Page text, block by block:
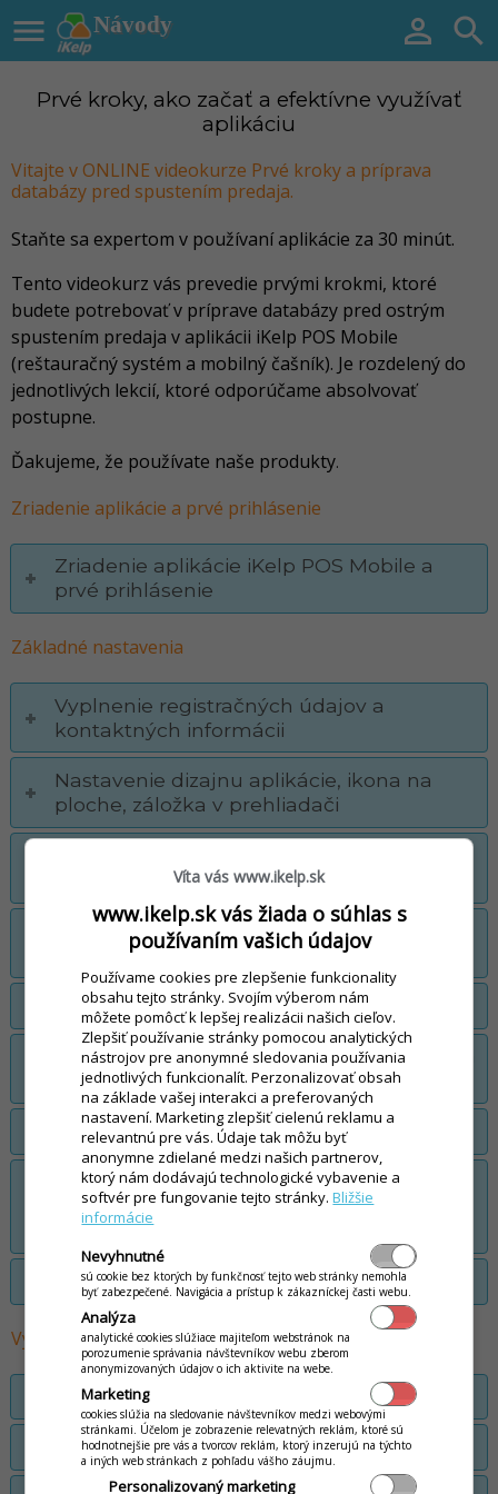
Návody
  
Prvé kroky, ako začať a efektívne využívať
aplikáciu
Vitajte v ONLINE videokurze Prvé kroky a príprava
databázy pred spustením predaja.
Staňte sa expertom v používaní aplikácie za 30 minút.
Tento videokurz vás prevedie prvými krokmi, ktoré
budete potrebovať v príprave databázy pred ostrým
spustením predaja v aplikácii iKelp POS Mobile
(reštauračný systém a mobilný čašník). Je rozdelený do
jednotlivých lekcií, ktoré odporúčame absolvovať
postupne.
Ďakujeme, že používate naše produkty.
Zriadenie aplikácie a prvé prihlásenie
Zriadenie aplikácie iKelp POS Mobile a
prvé prihlásenie
Základné nastavenia
Vyplnenie registračných údajov a
kontaktných informácii
Nastavenie dizajnu aplikácie, ikona na
ploche, záložka v prehliadači
manažérov, majiteľov)
Autorizácia zariadenia (počítača, tabletu,
smartphone)
Vytvorenie, úprava stolov a miestností
Vytvorenie kategórií a podkategórií jedál a
nápojov
Ďalšie nastavenia skladových kategórií
Nastavenie dizajnu predaja - úprava
skladových kategórií a predávaných
položiek
Nastavenie denného obedového menu
Vytváranie skladových kariet (tovarových položiek)
Karta typu Tovar
Karta typu Rozlievaný tovar
Víta vás www.ikelp.sk
www.ikelp.sk vás žiada o súhlas s
používaním vašich údajov
Používame cookies pre zlepšenie funkcionality
obsahu tejto stránky. Svojím výberom nám
môžete pomôcť k lepšej realizácii našich cieľov.
Zlepšiť používanie stránky pomocou analytických
nástrojov pre anonymné sledovania používania
jednotlivých funkcionalít. Perzonalizovať obsah
na základe vašej interakci a preferovaných
nastavení. Marketing zlepšiť cielenú reklamu a
relevantnú pre vás. Údaje tak môžu byť
anonymne zdielané medzi našich partnerov,
ktorý nám dodávajú technologické vybavenie a
softvér pre fungovanie tejto stránky.Bližšie
informácie
Nevyhnutné
sú cookie bez ktorých by funkčnosť tejto web stránky nemohla
byť zabezpečené. Navigácia a prístup k zákazníckej časti webu.
Analýza
analytické cookies slúžiace majiteľom webstránok na
porozumenie správania návštevníkov webu zberom
anonymizovaných údajov o ich aktivite na webe.
Marketing
cookies slúžia na sledovanie návštevníkov medzi webovými
stránkami. Účelom je zobrazenie relevatných reklám, ktoré sú
hodnotnejšie pre vás a tvorcov reklám, ktorý inzerujú na týchto
a iných web stránkach z pohľadu vášho záujmu.
Personalizovaný marketing